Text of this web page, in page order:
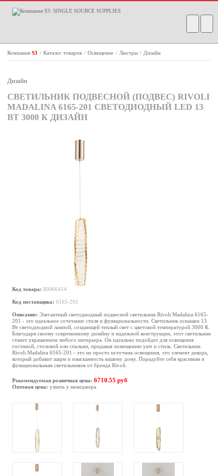
Компания S3 / Каталог товаров / Освещение / Люстры / Дизайн
Дизайн
СВЕТИЛЬНИК ПОДВЕСНОЙ (ПОДВЕС) RIVOLI
MADALINA 6165-201 СВЕТОДИОДНЫЙ LED 13
ВТ 3000 К ДИЗАЙН
Код товара: Б0066414
Код поставщика: 6165-201
Описание: Элегантный светодиодный подвесной светильник Rivoli Madalina 6165-
201 - это идеальное сочетание стиля и функциональности. Светильник оснащен 13
Вт светодиодной лампой, создающей теплый свет с цветовой температурой 3000 К.
Благодаря своему современному дизайну и надежной конструкции, этот светильник
станет украшением любого интерьера. Он идеально подойдет для освещения
гостиной, столовой или спальни, придавая помещению уют и стиль. Светильник
Rivoli Madalina 6165-201 - это не просто источник освещения, это элемент декора,
который добавит шарм и изысканность вашему дому. Порадуйте себя красивым и
функциональным светильником от бренда Rivoli.
Рекомендуемая розничная цена: 6710.55 руб
Оптовая цена: узнать у менеджера